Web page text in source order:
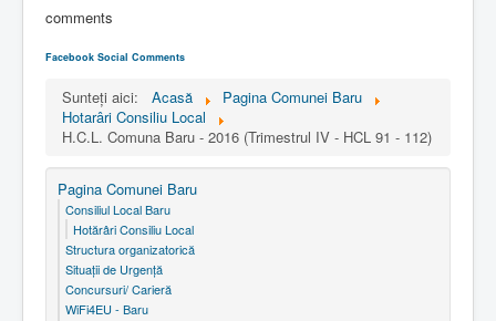
comments
Facebook Social Comments
Sunteți aici: Acasă
Pagina Comunei Baru
Hotarâri Consiliu Local
H.C.L. Comuna Baru - 2016 (Trimestrul IV - HCL 91 - 112)
Pagina Comunei Baru
Consiliul Local Baru
Hotărâri Consiliu Local
Structura organizatorică
Situaţii de Urgenţă
Concursuri/ Carieră
WiFi4EU - Baru